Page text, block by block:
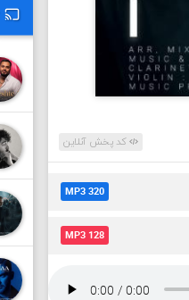
کد پخش آنلاین
MP3 320
MP3 128